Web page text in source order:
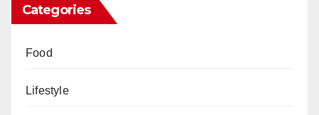
Categories
Food
Lifestyle